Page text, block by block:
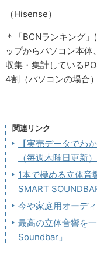
（Hisense）
＊「BCNランキング
ップからパソコン本
収集・集計している
4割（パソコンの場合
関連リンク
【実売データでわ
（毎週木曜日更新）
1本で極める立体
SMART
今や家庭用オーデ
最高の立体音響を
Soundbar」